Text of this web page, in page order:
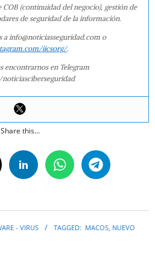
(continuidad del negocio), gestión de
de seguridad de la información.
a info@noticiasseguridad.com o
iicsorg/.
encontrarnos en Telegram
Share this...
- VIRUS TAGGED: MACOS, NUEVO